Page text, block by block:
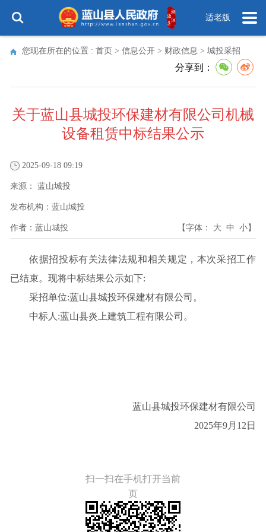
适老版
您现在所在的位置 : 首页 > 信息公开 > 财政信息 > 城投采招
分享到：
关于蓝山县城投环保建材有限公司机械
设备租赁中标结果公示
2025-09-18 09:19
来源： 蓝山城投
发布机构： 蓝山城投
作者： 蓝山城投 【字体： 大 中 小】
依据招投标有关法律法规和相关规定，本次采招工作
已结束。现将中标结果公示如下:
采招单位:蓝山县城投环保建材有限公司。
中标人 :蓝山县炎上建筑工程有限公司 。
蓝山县城投环保建材有限公司
2025年9月 12 日
扫一扫在手机打开当前
页